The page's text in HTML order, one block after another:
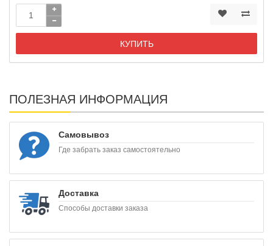
КУПИТЬ
ПОЛЕЗНАЯ ИНФОРМАЦИЯ
Самовывоз
Где забрать заказ самостоятельно
Доставка
Способы доставки заказа